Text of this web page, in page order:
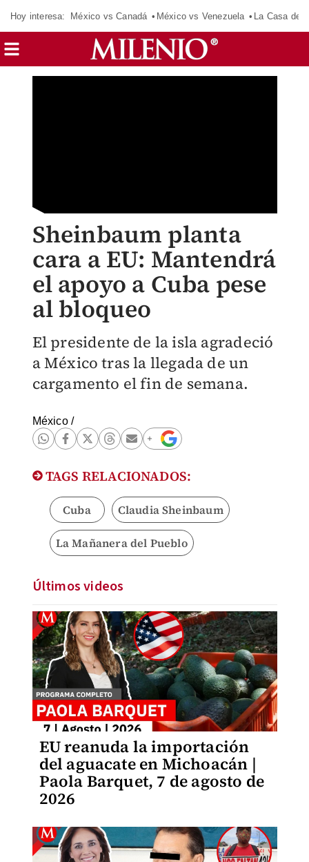
Hoy interesa: México vs Canadá México vs Venezuela La Casa de
Sheinbaum planta
cara a EU: Mantendrá
el apoyo a Cuba pese
al bloqueo
El presidente de la isla agradeció
a México tras la llegada de un
cargamento el fin de semana.
México/
TAGS RELACIONADOS:
Cuba Claudia Sheinbaum
La Mañanera del Pueblo
Últimos videos
EU reanuda la importación
del aguacate en Michoacán |
Paola Barquet, 7 de agosto de
2026